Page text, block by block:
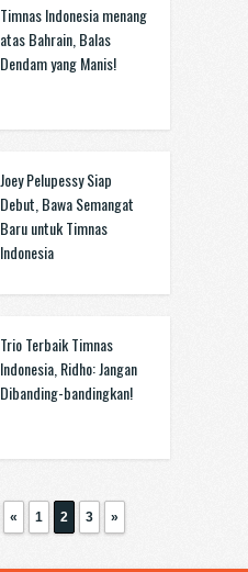
Timnas Indonesia menang
atas Bahrain, Balas
Dendam yang Manis!
Joey Pelupessy Siap
Debut, Bawa Semangat
Baru untuk Timnas
Indonesia
Trio Terbaik Timnas
Indonesia, Ridho: Jangan
Dibanding-bandingkan!
« 1 2 3 »